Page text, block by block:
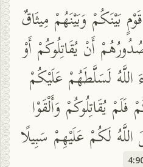
بَيْنَكُمْ وَبَيْنَهُمْ مِيثَاقٌ
أَنْ يُقَاتِلُوكُمْ أَوْ
اللَّهُ لَسَلَّطَهُمْ عَلَيْكُمْ
فَلَمْ يُقَاتِلُوكُمْ وَأَلْقَوْا
لَكُمْ عَلَيْهِمْ سَبِيلًا